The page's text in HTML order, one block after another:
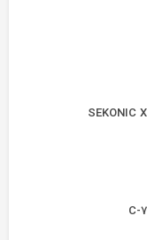
SEKONIC